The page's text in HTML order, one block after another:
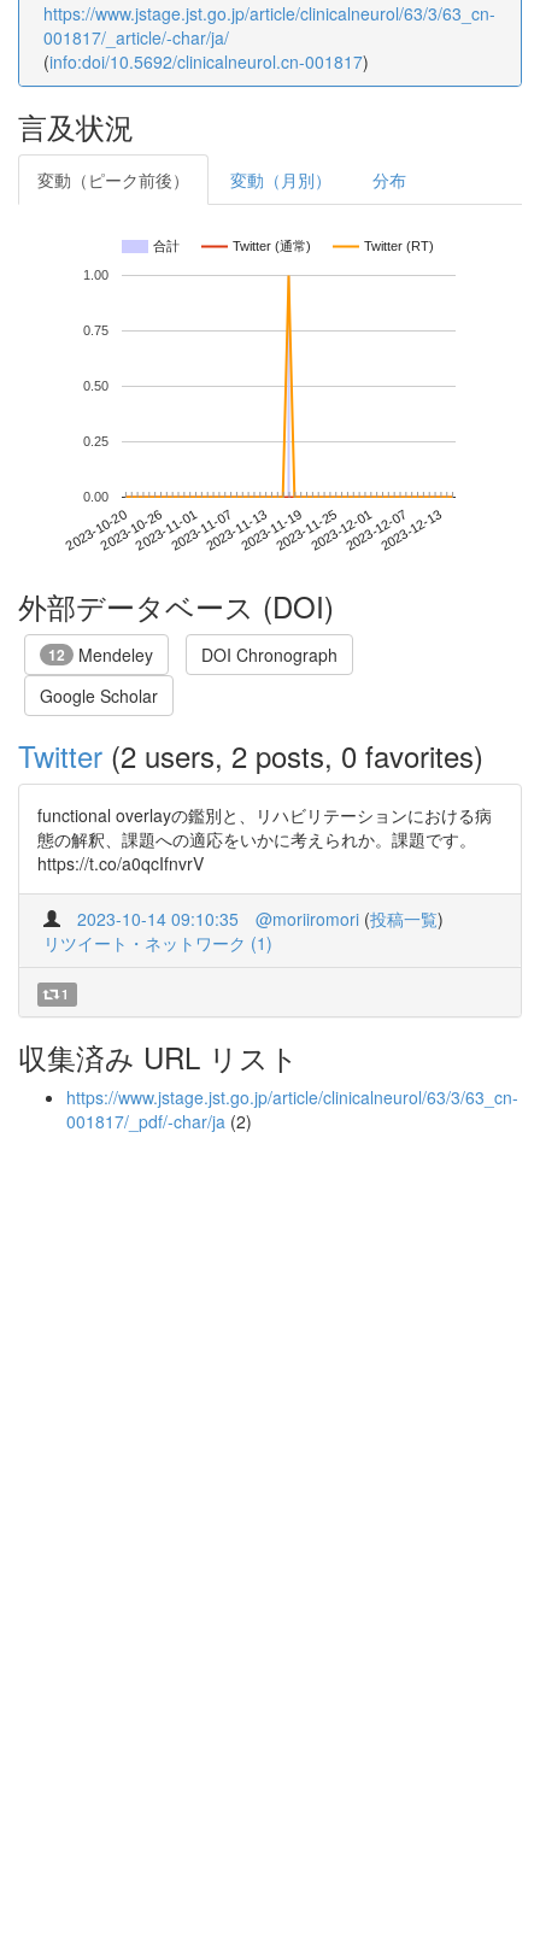
https://www.jstage.jst.go.jp/article/clinicalneurol/63/3/63_cn-
001817/_article/-char/ja/
(info:doi/10.5692/clinicalneurol.cn-001817)
言及状況
変動（ピーク前後） 変動（月別） 分布
合計 Twitter (通常) Twitter (RT)
2023-10-202023-10-262023-11-012023-11-072023-11-132023-11-192023-11-252023-12-012023-12-072023-12-13
0.00
0.25
0.50
0.75
1.00
外部データベース (DOI)
12 Mendeley
DOI Chronograph
Google Scholar
Twitter (2 users, 2 posts, 0 favorites)
functional overlayの鑑別と、リハビリテーションにおける病
態の解釈、課題への適応をいかに考えられか。課題です。
https://t.co/a0qcIfnvrV
2023-10-14 09:10:35 @moriiromori (投稿一覧)
リツイート・ネットワーク (1)
1
収集済み URL リスト
https://www.jstage.jst.go.jp/article/clinicalneurol/63/3/63_cn-
001817/_pdf/-char/ja (2)